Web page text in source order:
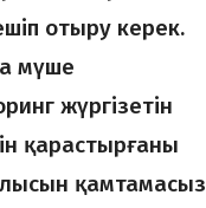
отыру керек.
мүше
жүргізетін
қарастырғаны
қамтамасыз